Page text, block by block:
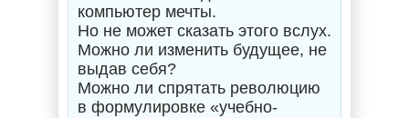
компьютер мечты.
Но не может сказать этого вслух.
Можно ли изменить будущее, не
выдав себя?
Можно ли спрятать революцию
в формулировке «учебно-